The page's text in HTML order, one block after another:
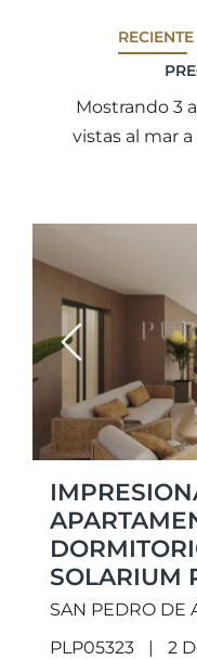
RECIENTE
Mostrando 3
vistas al mar
Previous
SOLARIUM
EN UNA
DE SAN
SAN PEDRO DE
PLP05323
2